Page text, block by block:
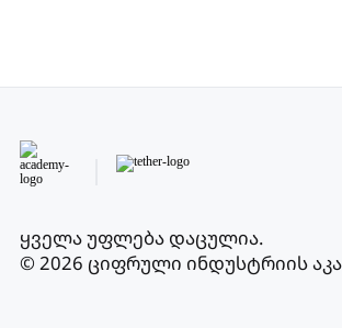
ყველა უფლება დაცულია.
© 2026 ციფრული ინდუსტრიის